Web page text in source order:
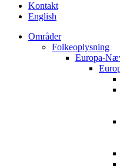
Kontakt
English
Områder
Folkeoplysning
Europa-